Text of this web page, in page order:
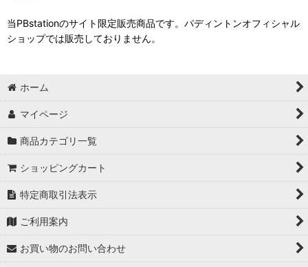
当PBstationのサイト限定販売商品です。パディントンオフィシャル
ショップでは販売しておりません。
ホーム
マイページ
商品カテゴリ一覧
ショッピングカート
特定商取引法表示
ご利用案内
お買い物のお問い合わせ